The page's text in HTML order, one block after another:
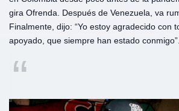
gira Ofrenda. Después de Venezuela, va
Finalmente, dijo: “Yo estoy agradecido con
apoyado, que siempre han estado conmigo”.